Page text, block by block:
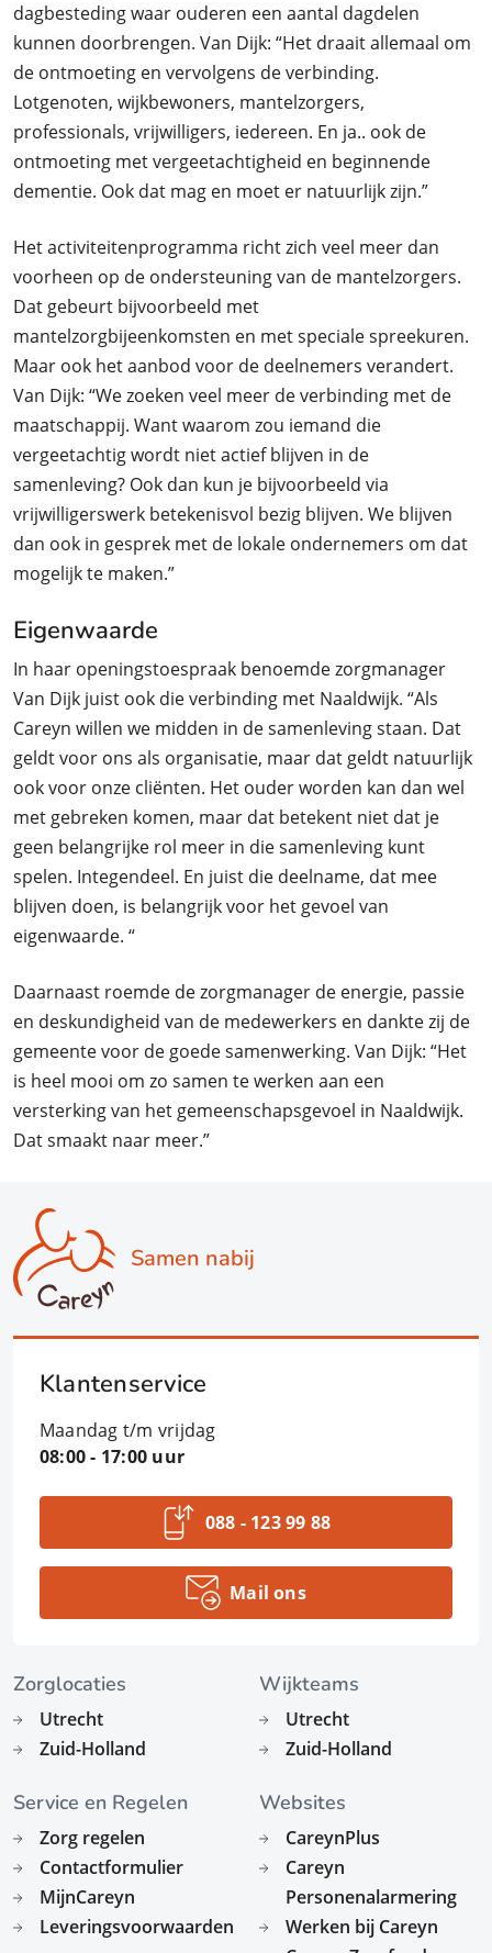
dagbesteding waar ouderen een aantal dagdelen
kunnen doorbrengen. Van Dijk: “Het draait allemaal om
de ontmoeting en vervolgens de verbinding.
Lotgenoten, wijkbewoners, mantelzorgers,
professionals, vrijwilligers, iedereen. En ja.. ook de
ontmoeting met vergeetachtigheid en beginnende
dementie. Ook dat mag en moet er natuurlijk zijn.”
Het activiteitenprogramma richt zich veel meer dan
voorheen op de ondersteuning van de mantelzorgers.
Dat gebeurt bijvoorbeeld met
mantelzorgbijeenkomsten en met speciale spreekuren.
Maar ook het aanbod voor de deelnemers verandert.
Van Dijk: “We zoeken veel meer de verbinding met de
maatschappij. Want waarom zou iemand die
vergeetachtig wordt niet actief blijven in de
samenleving? Ook dan kun je bijvoorbeeld via
vrijwilligerswerk betekenisvol bezig blijven. We blijven
dan ook in gesprek met de lokale ondernemers om dat
mogelijk te maken.”
Eigenwaarde
In haar openingstoespraak benoemde zorgmanager
Van Dijk juist ook die verbinding met Naaldwijk. “Als
Careyn willen we midden in de samenleving staan. Dat
geldt voor ons als organisatie, maar dat geldt natuurlijk
ook voor onze cliënten. Het ouder worden kan dan wel
met gebreken komen, maar dat betekent niet dat je
geen belangrijke rol meer in die samenleving kunt
spelen. Integendeel. En juist die deelname, dat mee
blijven doen, is belangrijk voor het gevoel van
eigenwaarde. “
Daarnaast roemde de zorgmanager de energie, passie
en deskundigheid van de medewerkers en dankte zij de
gemeente voor de goede samenwerking. Van Dijk: “Het
is heel mooi om zo samen te werken aan een
versterking van het gemeenschapsgevoel in Naaldwijk.
Dat smaakt naar meer.”
Samen nabij
Klantenservice
Maandag t/m vrijdag
08:00 - 17:00 uur
088 - 123 99 88
Mail ons
Zorglocaties
Utrecht
Zuid-Holland
Wijkteams
Utrecht
Zuid-Holland
Service en Regelen
Zorg regelen
Contactformulier
MijnCareyn
Leveringsvoorwaarden
Websites
CareynPlus
Careyn
Personenalarmering
Werken bij Careyn